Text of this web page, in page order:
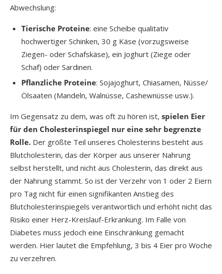
Abwechslung:
Tierische Proteine: eine Scheibe qualitativ
hochwertiger Schinken, 30 g Käse (vorzugsweise
Ziegen- oder Schafskäse), ein Joghurt (Ziege oder
Schaf) oder Sardinen.
Pflanzliche Proteine: Sojajoghurt, Chiasamen, Nüsse/
Ölsaaten (Mandeln, Walnüsse, Cashewnüsse usw.).
Im Gegensatz zu dem, was oft zu hören ist, spielen Eier
für den Cholesterinspiegel nur eine sehr begrenzte
Rolle. Der größte Teil unseres Cholesterins besteht aus
Blutcholesterin, das der Körper aus unserer Nahrung
selbst herstellt, und nicht aus Cholesterin, das direkt aus
der Nahrung stammt. So ist der Verzehr von 1 oder 2 Eiern
pro Tag nicht für einen signifikanten Anstieg des
Blutcholesterinspiegels verantwortlich und erhöht nicht das
Risiko einer Herz-Kreislauf-Erkrankung. Im Falle von
Diabetes muss jedoch eine Einschränkung gemacht
werden. Hier lautet die Empfehlung, 3 bis 4 Eier pro Woche
zu verzehren.